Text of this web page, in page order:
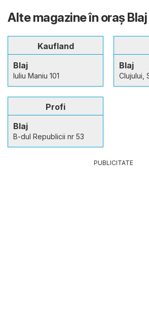
Alte magazine în oraş Blaj
Kaufland
Blaj
Iuliu Maniu 101
Blaj
Clujului,
Profi
Blaj
B-dul Republicii nr 53
PUBLICITATE